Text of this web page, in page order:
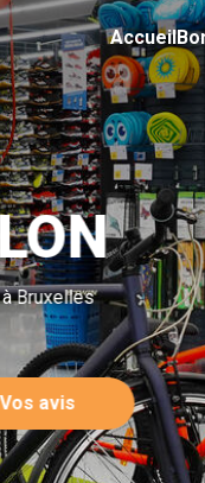
Accueil
Bruxelles
Vos avis